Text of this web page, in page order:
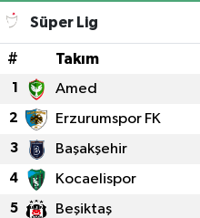
Süper Lig
# Takım
1 Amed
2 Erzurumspor FK
3 Başakşehir
4 Kocaelispor
5 Beşiktaş